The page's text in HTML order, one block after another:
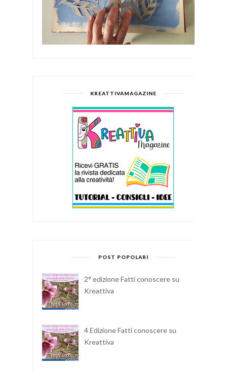
KREATTIVAMAGAZINE
POST POPOLARI
2° edizione Fatti conoscere su
Kreattiva
4 Edizione Fatti conoscere su
Kreattiva